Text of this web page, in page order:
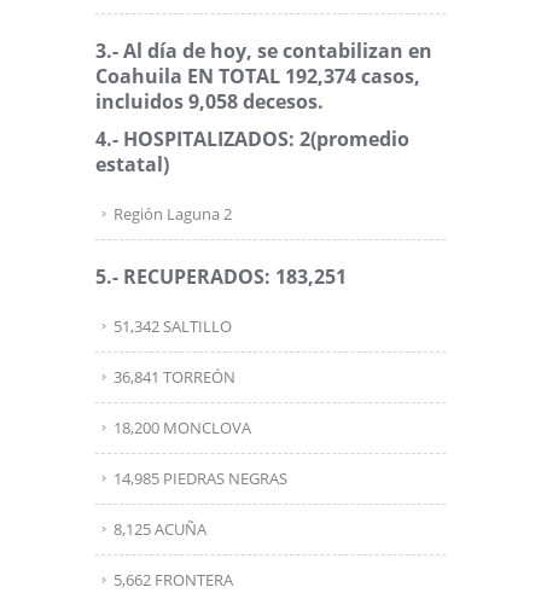
3.- Al día de hoy, se contabilizan en
Coahuila EN TOTAL 192,374 casos,
incluidos 9,058 decesos.
4.- HOSPITALIZADOS: 2(promedio
estatal)
Región Laguna 2
5.- RECUPERADOS: 183,251
51,342 SALTILLO
36,841 TORREÓN
18,200 MONCLOVA
14,985 PIEDRAS NEGRAS
8,125 ACUÑA
5,662 FRONTERA